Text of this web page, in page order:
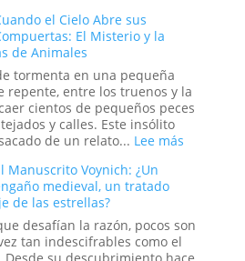
Poder
y
la
Reconfiguración
del
Orden
Global
en
Era
Trump
el Cielo Abre sus
El Misterio y la
de Animales
tormenta en una pequeña
repente, entre los truenos y la
cientos de pequeños peces
y calles. Este insólito
de un relato... Lee más:
sus
El
Manuscrito Voynich: ¿Un
medieval, un tratado
de las estrellas?
desafían la razón, pocos son
tan indescifrables como el